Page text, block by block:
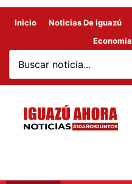
Inicio Noticias De Iguazú
Economia